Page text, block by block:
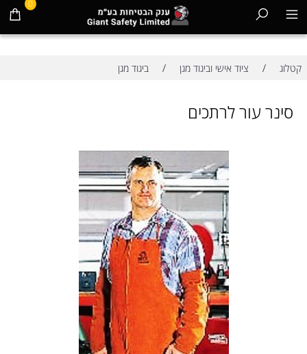
0
קטלוג / ציוד אישי וביגוד מגן / ביגוד מגן
סינר עור לרתכים